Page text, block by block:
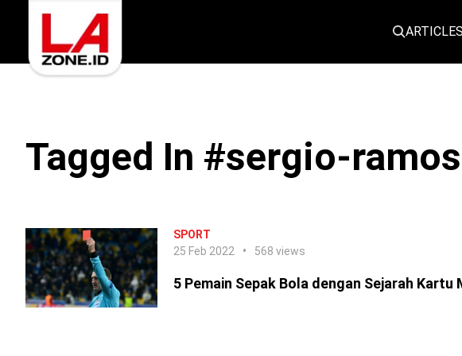
ARTICLES
Tagged In #sergio-
SPORT
25 Feb 2022
568 views
5 Pemain Sepak Bola dengan Sejarah Kartu